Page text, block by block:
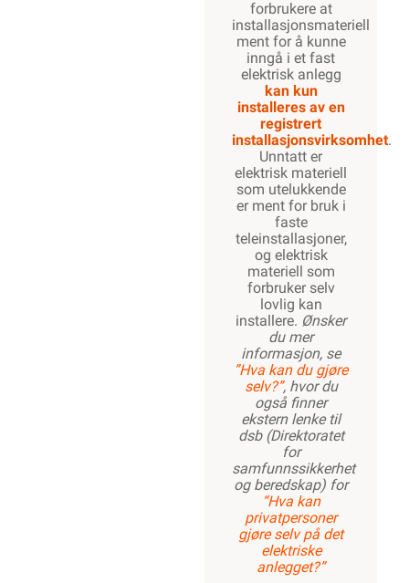
forbrukere at
installasjonsmateriell
ment for å kunne
inngå i et fast
elektrisk anlegg
kan kun
installeres av en
registrert
installasjonsvirksomhet.
Unntatt er
elektrisk materiell
som utelukkende
er ment for bruk i
faste
teleinstallasjoner,
og elektrisk
materiell som
forbruker selv
lovlig kan
installere. Ønsker
du mer
informasjon, se
”Hva kan du gjøre
selv?”, hvor du
også finner
ekstern lenke til
dsb (Direktoratet
for
samfunnssikkerhet
og beredskap) for
“Hva kan
privatpersoner
gjøre selv på det
elektriske
anlegget?”